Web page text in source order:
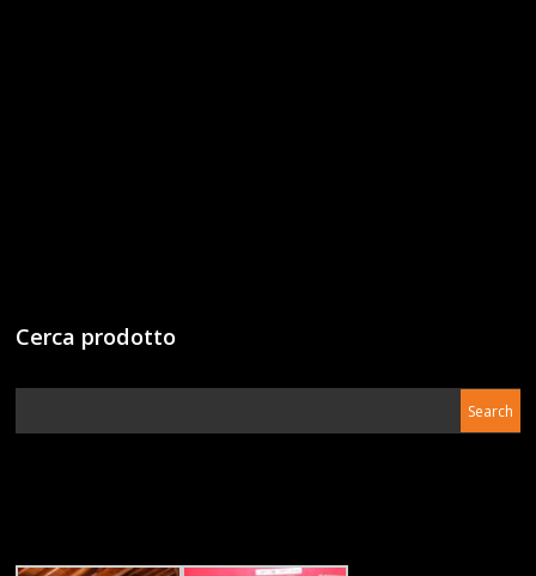
Cerca prodotto